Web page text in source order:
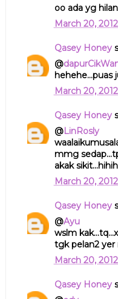
oo ada yg
March 20,
Qasey Honey
@
hehehe...puas
March 20,
Qasey Honey
@LinRosly
mmg
akak
March 20,
Qasey Honey
@Ayu
wslm
tgk pelan2 yer
March 20,
Qasey Honey